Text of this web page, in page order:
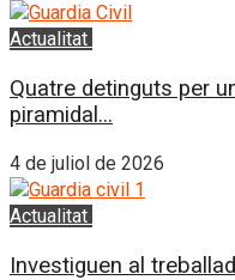
Actualitat
Quatre detinguts per
piramidal...
4 de juliol de 2026
Actualitat
Investiguen al